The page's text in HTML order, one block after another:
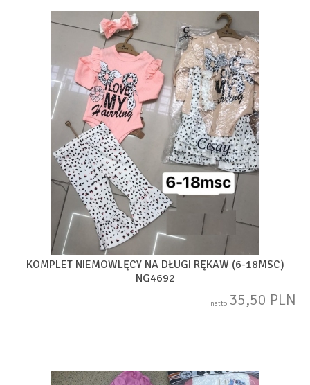
KOMPLET NIEMOWLĘCY NA DŁUGI RĘKAW (6-18MSC)
NG4692
netto 35,50 PLN